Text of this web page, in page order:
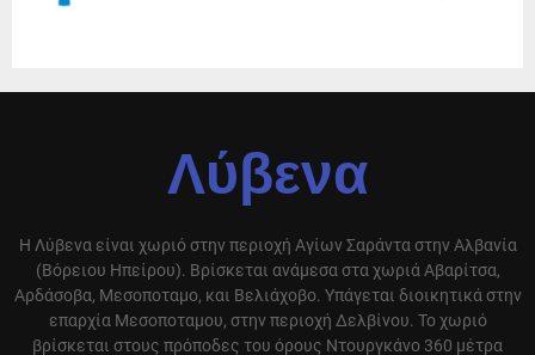
Λύβενα
Η Λύβενα είναι χωριό στην περιοχή Αγίων Σαράντα στην Αλβανία
(Βόρειου Ηπείρου). Βρίσκεται ανάμεσα στα χωριά Αβαρίτσα,
Αρδάσοβα, Μεσοποταμο, και Βελιάχοβο. Υπάγεται διοικητικά στην
επαρχία Μεσοποταμου, στην περιοχή Δελβίνου. Το χωριό
βρίσκεται στους πρόποδες του όρους Ντουργκάνο 360 μέτρα